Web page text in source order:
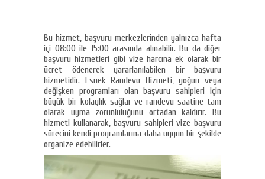
Bu hizmet, başvuru merkezlerinden yalnızca hafta
içi 08:00 ile 15:00 arasında alınabilir. Bu da diğer
başvuru hizmetleri gibi vize harcına ek olarak bir
ücret ödenerek yararlanılabilen bir başvuru
hizmetidir. Esnek Randevu Hizmeti, yoğun veya
değişken programları olan başvuru sahipleri için
büyük bir kolaylık sağlar ve randevu saatine tam
olarak uyma zorunluluğunu ortadan kaldırır. Bu
hizmeti kullanarak, başvuru sahipleri vize başvuru
sürecini kendi programlarına daha uygun bir şekilde
organize edebilirler.